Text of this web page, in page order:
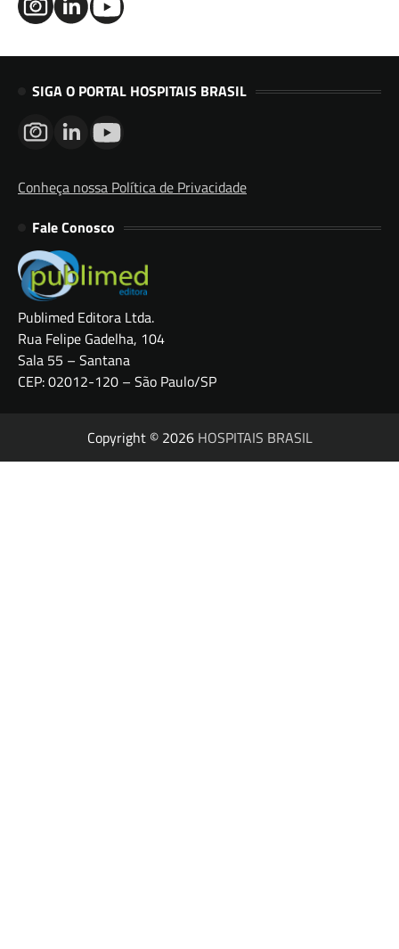
SIGA O PORTAL HOSPITAIS BRASIL
Conheça nossa Política de Privacidade
Fale Conosco
Publimed Editora Ltda.
Rua Felipe Gadelha, 104
Sala 55 – Santana
CEP: 02012-120 – São Paulo/SP
Copyright © 2026 HOSPITAIS BRASIL